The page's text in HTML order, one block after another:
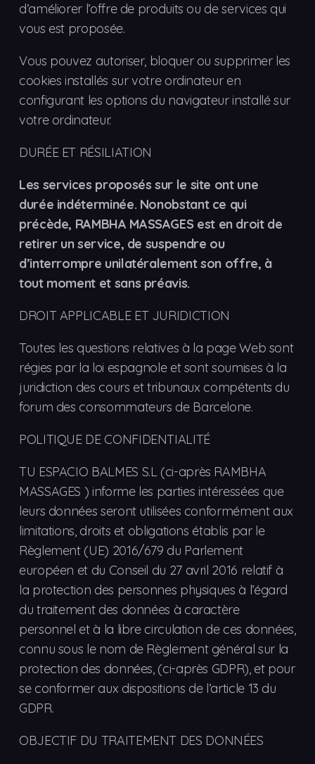
d’améliorer l’offre de produits ou de services qui
vous est proposée.
Vous pouvez autoriser, bloquer ou supprimer les
cookies installés sur votre ordinateur en
configurant les options du navigateur installé sur
votre ordinateur.
DURÉE ET RÉSILIATION
Les services proposés sur le site ont une
durée indéterminée. Nonobstant ce qui
précède, RAMBHA MASSAGES est en droit de
retirer un service, de suspendre ou
d’interrompre unilatéralement son offre, à
tout moment et sans préavis.
DROIT APPLICABLE ET JURIDICTION
Toutes les questions relatives à la page Web sont
régies par la loi espagnole et sont soumises à la
juridiction des cours et tribunaux compétents du
forum des consommateurs de Barcelone.
POLITIQUE DE CONFIDENTIALITÉ
TU ESPACIO BALMES S.L (ci-après RAMBHA
MASSAGES ) informe les parties intéressées que
leurs données seront utilisées conformément aux
limitations, droits et obligations établis par le
Règlement (UE) 2016/679 du Parlement
européen et du Conseil du 27 avril 2016 relatif à
la protection des personnes physiques à l’égard
du traitement des données à caractère
personnel et à la libre circulation de ces données,
connu sous le nom de Règlement général sur la
protection des données, (ci-après GDPR), et pour
se conformer aux dispositions de l’article 13 du
GDPR.
OBJECTIF DU TRAITEMENT DES DONNÉES